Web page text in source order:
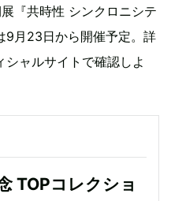
『共時性 シンクロニシテ
9月23日から開催予定。詳
ャルサイトで確認しよ
TOPコレクショ